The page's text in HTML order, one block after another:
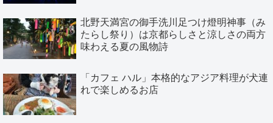
北野天満宮の御手洗川足つけ燈明神事（み
たらし祭り）は京都らしさと涼しさの両方
味わえる夏の風物詩
「カフェ ハル」本格的なアジア料理が犬連
れで楽しめるお店